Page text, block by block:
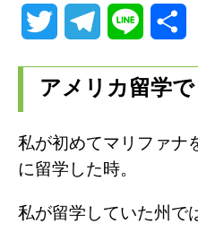
t
e
l
g
n
アメリカ留学で
私が初めてマリファナ
に留学した時。
私が留学していた州で